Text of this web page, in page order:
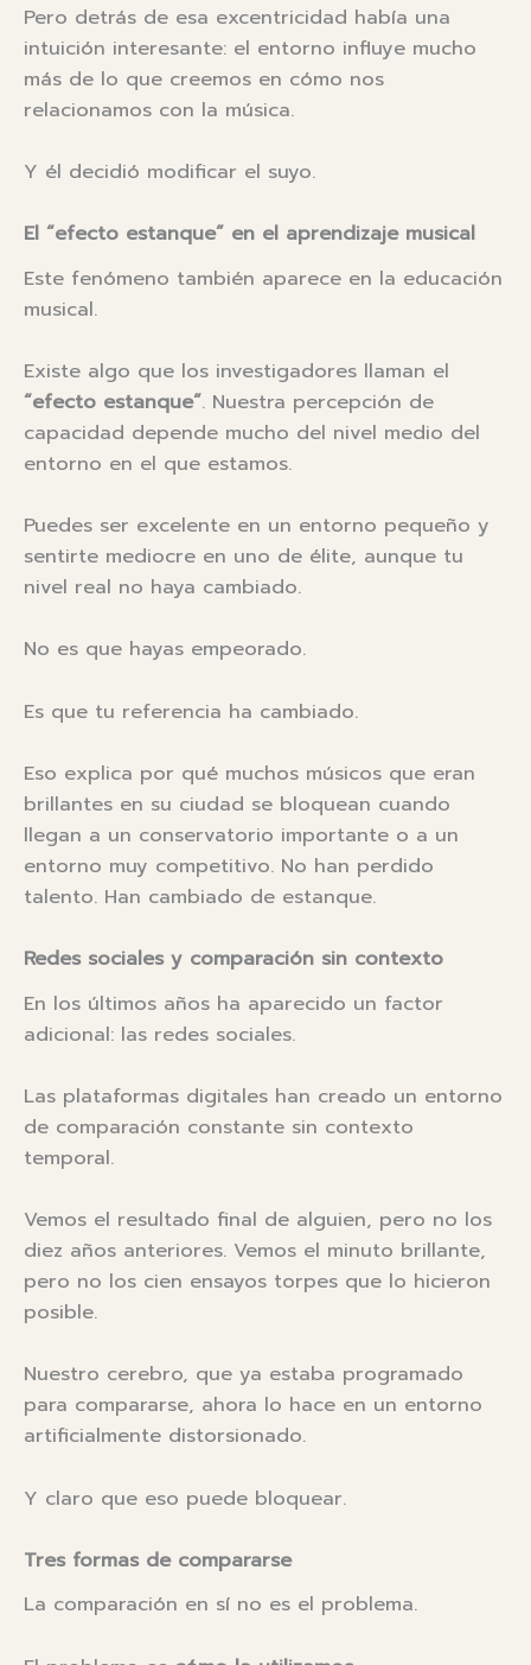
Pero detrás de esa excentricidad había una
intuición interesante: el entorno influye mucho
más de lo que creemos en cómo nos
relacionamos con la música.
Y él decidió modificar el suyo.
El “efecto estanque” en el aprendizaje musical
Este fenómeno también aparece en la educación
musical.
Existe algo que los investigadores llaman el
“efecto estanque”. Nuestra percepción de
capacidad depende mucho del nivel medio del
entorno en el que estamos.
Puedes ser excelente en un entorno pequeño y
sentirte mediocre en uno de élite, aunque tu
nivel real no haya cambiado.
No es que hayas empeorado.
Es que tu referencia ha cambiado.
Eso explica por qué muchos músicos que eran
brillantes en su ciudad se bloquean cuando
llegan a un conservatorio importante o a un
entorno muy competitivo. No han perdido
talento. Han cambiado de estanque.
Redes sociales y comparación sin contexto
En los últimos años ha aparecido un factor
adicional: las redes sociales.
Las plataformas digitales han creado un entorno
de comparación constante sin contexto
temporal.
Vemos el resultado final de alguien, pero no los
diez años anteriores. Vemos el minuto brillante,
pero no los cien ensayos torpes que lo hicieron
posible.
Nuestro cerebro, que ya estaba programado
para compararse, ahora lo hace en un entorno
artificialmente distorsionado.
Y claro que eso puede bloquear.
Tres formas de compararse
La comparación en sí no es el problema.